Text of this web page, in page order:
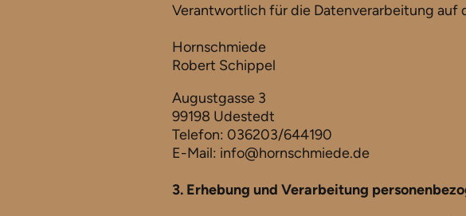
Verantwortlich für die Datenverarbeitung auf
Hornschmiede
Robert Schippel
Augustgasse 3
99198 Udestedt
Telefon: 036203/644190
E-Mail: info@hornschmiede.de
3. Erhebung und Verarbeitung